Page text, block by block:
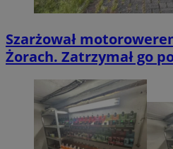
Szarżował
Żorach. Zatrzymał go